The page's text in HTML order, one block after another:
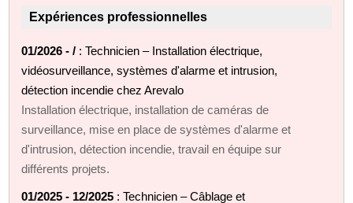
Expériences professionnelles
01/2026 - / : Technicien – Installation électrique,
vidéosurveillance, systèmes d'alarme et intrusion,
détection incendie chez Arevalo
Installation électrique, installation de caméras de
surveillance, mise en place de systèmes d'alarme et
d'intrusion, détection incendie, travail en équipe sur
différents projets.
01/2025 - 12/2025 : Technicien – Câblage et